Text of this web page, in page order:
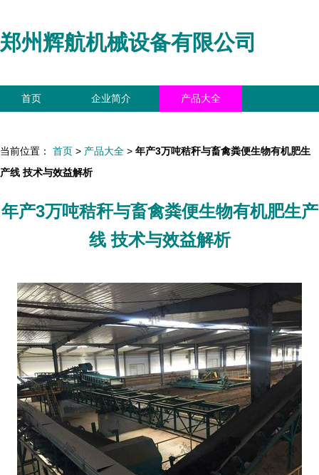
郑州辉航机械设备有限公司
首页 企业简介 产品大全
当前位置： 首页 > 产品大全 > 年产3万吨秸秆与畜禽粪便生物有机肥生
产线 技术与效益解析
年产3万吨秸秆与畜禽粪便生物有机肥生产
线 技术与效益解析